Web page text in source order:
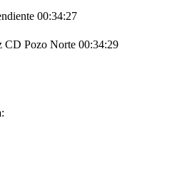
00:34:27
CD Pozo Norte 00:34:29
: